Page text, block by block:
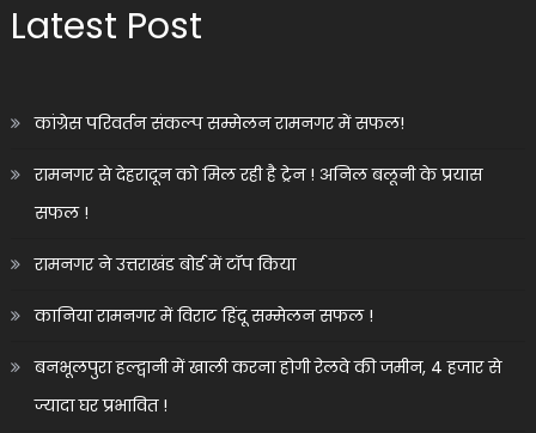
Latest Post
कांग्रेस परिवर्तन संकल्प सम्मेलन रामनगर में सफल!
रामनगर से देहरादून को मिल रही है ट्रेन ! अनिल बलूनी के प्रयास
सफल !
रामनगर ने उत्तराखंड बोर्ड में टॉप किया
कानिया रामनगर में विराट हिंदू सम्मेलन सफल !
बनभूलपुरा हल्द्वानी में खाली करना होगी रेलवे की जमीन, 4 हजार से
ज्यादा घर प्रभावित !